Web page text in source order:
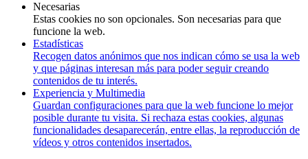
Necesarias
Estas cookies no son opcionales. Son necesarias para que
funcione la web.
Estadísticas
Recogen datos anónimos que nos indican cómo se usa la web
y que páginas interesan más para poder seguir creando
contenidos de tu interés.
Experiencia y Multimedia
Guardan configuraciones para que la web funcione lo mejor
posible durante tu visita. Si rechaza estas cookies, algunas
funcionalidades desaparecerán, entre ellas, la reproducción de
vídeos y otros contenidos insertados.